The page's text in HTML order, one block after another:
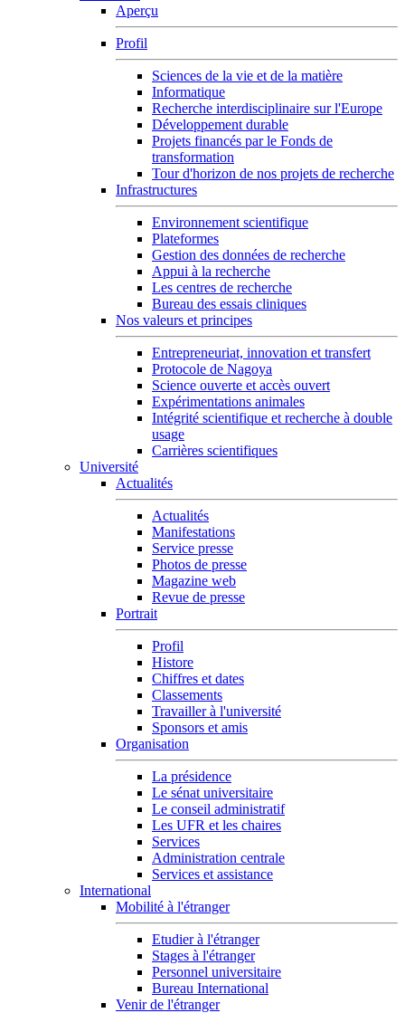
Aperçu
Profil
Sciences de la vie et de la matière
Informatique
Recherche interdisciplinaire sur l'Europe
Développement durable
Projets financés par le Fonds de
transformation
Tour d'horizon de nos projets de recherche
Infrastructures
Environnement scientifique
Plateformes
Gestion des données de recherche
Appui à la recherche
Les centres de recherche
Bureau des essais cliniques
Nos valeurs et principes
Entrepreneuriat, innovation et transfert
Protocole de Nagoya
Science ouverte et accès ouvert
Expérimentations animales
Intégrité scientifique et recherche à double
usage
Carrières scientifiques
Université
Actualités
Actualités
Manifestations
Service presse
Photos de presse
Magazine web
Revue de presse
Portrait
Profil
Histore
Chiffres et dates
Classements
Travailler à l'université
Sponsors et amis
Organisation
La présidence
Le sénat universitaire
Le conseil administratif
Les UFR et les chaires
Services
Administration centrale
Services et assistance
International
Mobilité à l'étranger
Etudier à l'étranger
Stages à l'étranger
Personnel universitaire
Bureau International
Venir de l'étranger